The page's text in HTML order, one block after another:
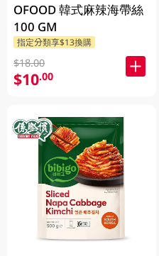
OFOOD 韓式麻辣海帶絲
100 GM
指定分類享$13換購
$18.00
$10.00